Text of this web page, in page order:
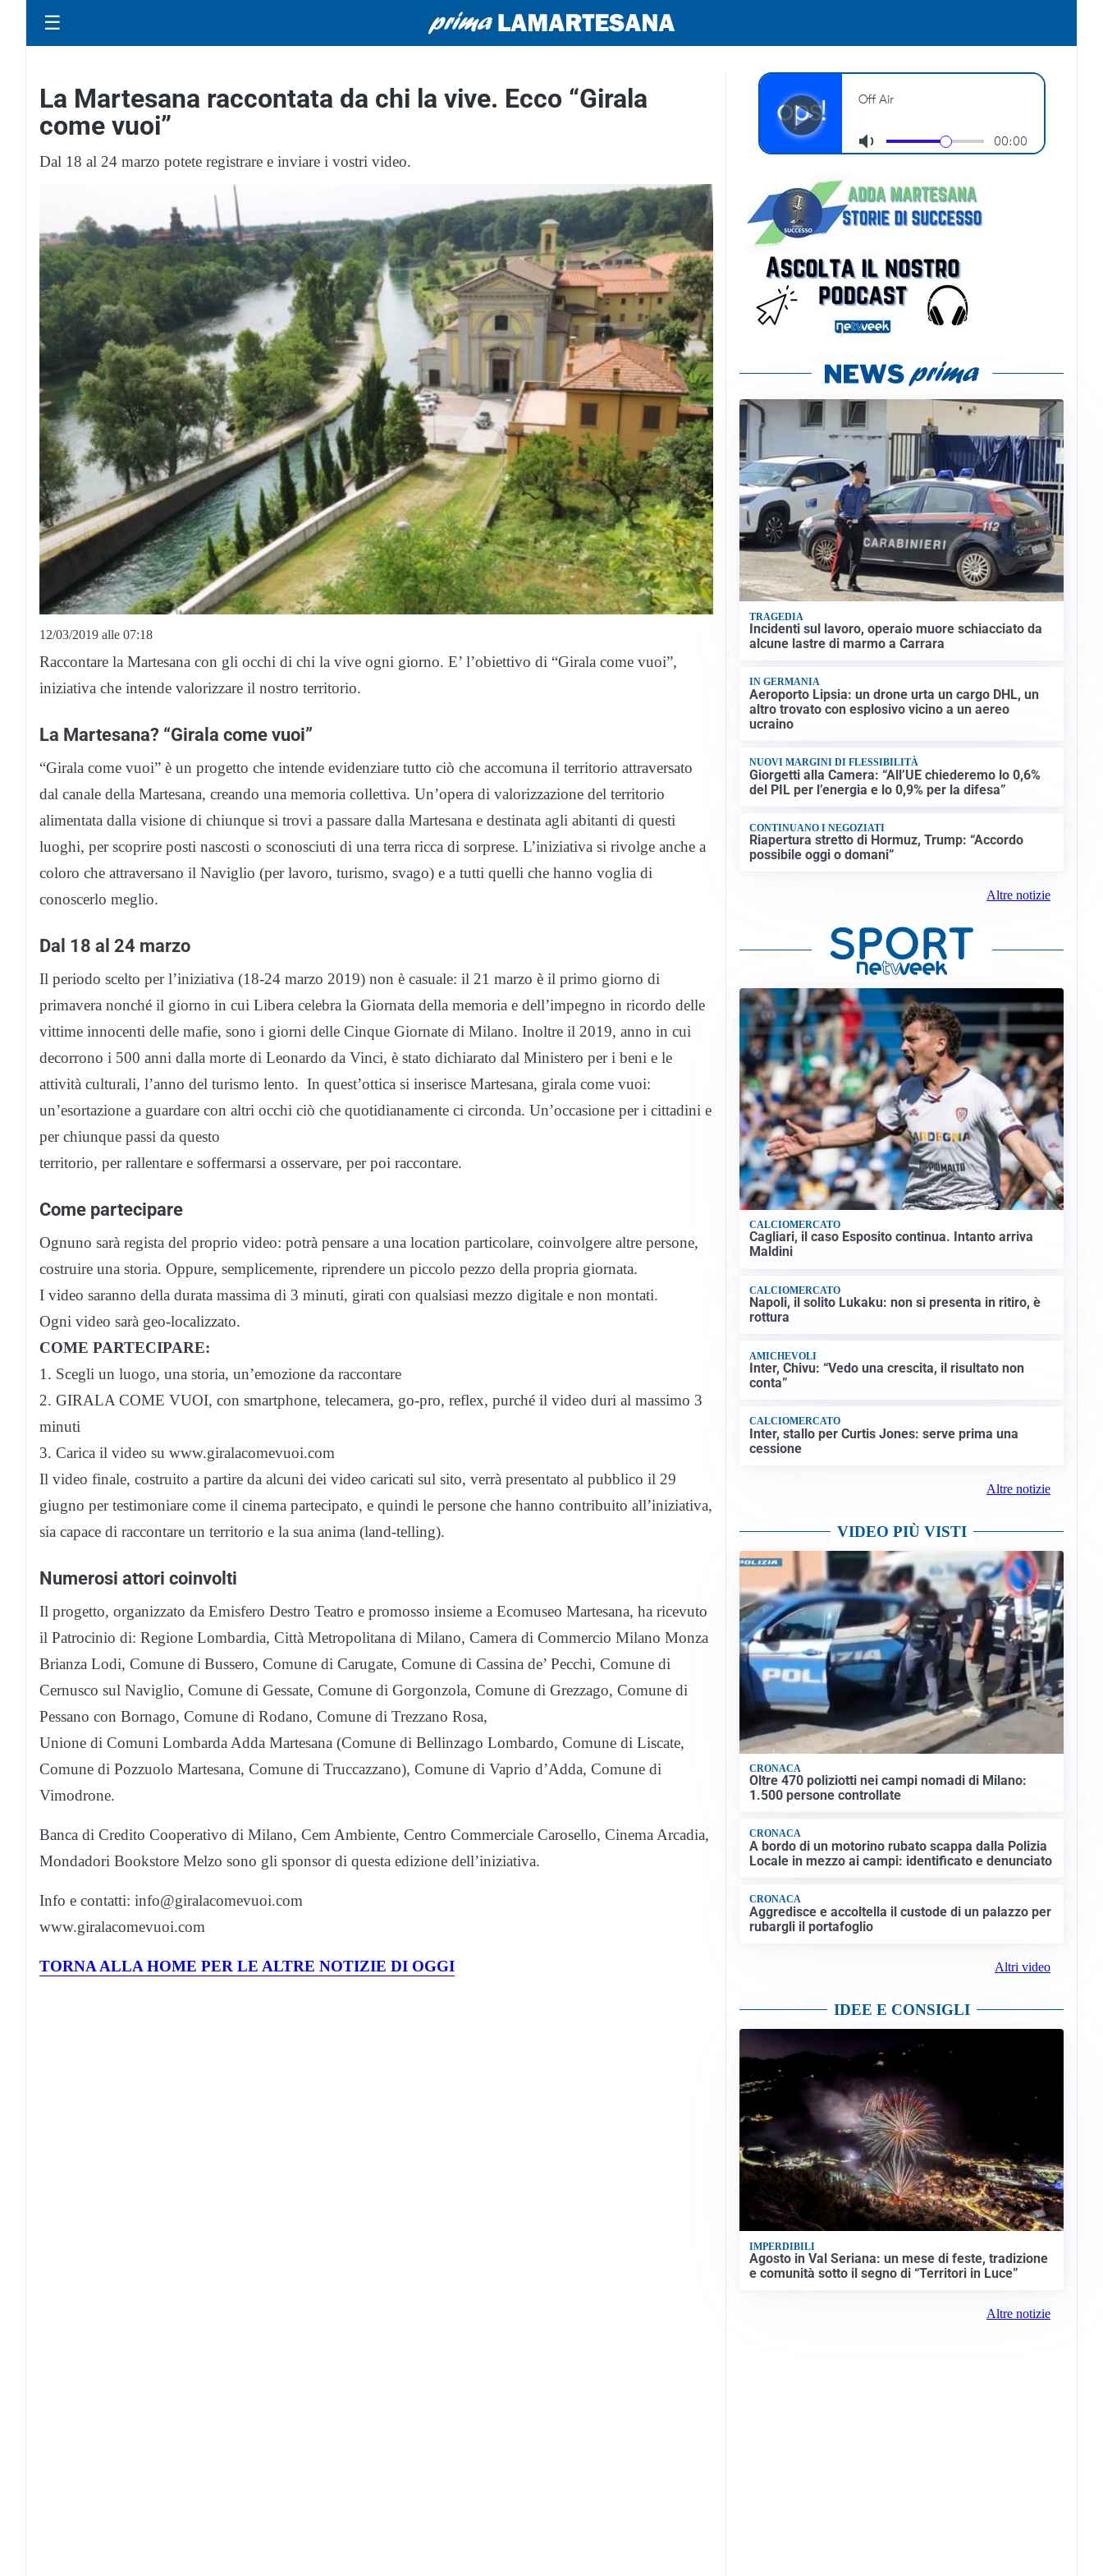
☰
La Martesana raccontata da chi la vive. Ecco “Girala
come vuoi”
Dal 18 al 24 marzo potete registrare e inviare i vostri video.
12/03/2019 alle 07:18
Raccontare la Martesana con gli occhi di chi la vive ogni giorno. E’ l’obiettivo di “Girala come vuoi”,
iniziativa che intende valorizzare il nostro territorio.
La Martesana? “Girala come vuoi”
“Girala come vuoi” è un progetto che intende evidenziare tutto ciò che accomuna il territorio attraversato
dal canale della Martesana, creando una memoria collettiva. Un’opera di valorizzazione del territorio
alimentata dalla visione di chiunque si trovi a passare dalla Martesana e destinata agli abitanti di questi
luoghi, per scoprire posti nascosti o sconosciuti di una terra ricca di sorprese. L’iniziativa si rivolge anche a
coloro che attraversano il Naviglio (per lavoro, turismo, svago) e a tutti quelli che hanno voglia di
conoscerlo meglio.
Dal 18 al 24 marzo
Il periodo scelto per l’iniziativa (18-24 marzo 2019) non è casuale: il 21 marzo è il primo giorno di
primavera nonché il giorno in cui Libera celebra la Giornata della memoria e dell’impegno in ricordo delle
vittime innocenti delle mafie, sono i giorni delle Cinque Giornate di Milano. Inoltre il 2019, anno in cui
decorrono i 500 anni dalla morte di Leonardo da Vinci, è stato dichiarato dal Ministero per i beni e le
attività culturali, l’anno del turismo lento. In quest’ottica si inserisce Martesana, girala come vuoi:
un’esortazione a guardare con altri occhi ciò che quotidianamente ci circonda. Un’occasione per i cittadini e
per chiunque passi da questo
territorio, per rallentare e soffermarsi a osservare, per poi raccontare.
Come partecipare
Ognuno sarà regista del proprio video: potrà pensare a una location particolare, coinvolgere altre persone,
costruire una storia. Oppure, semplicemente, riprendere un piccolo pezzo della propria giornata.
I video saranno della durata massima di 3 minuti, girati con qualsiasi mezzo digitale e non montati.
Ogni video sarà geo-localizzato.
COME PARTECIPARE:
1. Scegli un luogo, una storia, un’emozione da raccontare
2. GIRALA COME VUOI, con smartphone, telecamera, go-pro, reflex, purché il video duri al massimo 3
minuti
3. Carica il video su www.giralacomevuoi.com
Il video finale, costruito a partire da alcuni dei video caricati sul sito, verrà presentato al pubblico il 29
giugno per testimoniare come il cinema partecipato, e quindi le persone che hanno contribuito all’iniziativa,
sia capace di raccontare un territorio e la sua anima (land-telling).
Numerosi attori coinvolti
Il progetto, organizzato da Emisfero Destro Teatro e promosso insieme a Ecomuseo Martesana, ha ricevuto
il Patrocinio di: Regione Lombardia, Città Metropolitana di Milano, Camera di Commercio Milano Monza
Brianza Lodi, Comune di Bussero, Comune di Carugate, Comune di Cassina de’ Pecchi, Comune di
Cernusco sul Naviglio, Comune di Gessate, Comune di Gorgonzola, Comune di Grezzago, Comune di
Pessano con Bornago, Comune di Rodano, Comune di Trezzano Rosa,
Unione di Comuni Lombarda Adda Martesana (Comune di Bellinzago Lombardo, Comune di Liscate,
Comune di Pozzuolo Martesana, Comune di Truccazzano), Comune di Vaprio d’Adda, Comune di
Vimodrone.
Banca di Credito Cooperativo di Milano, Cem Ambiente, Centro Commerciale Carosello, Cinema Arcadia,
Mondadori Bookstore Melzo sono gli sponsor di questa edizione dell’iniziativa.
Info e contatti: info@giralacomevuoi.com
www.giralacomevuoi.com
TORNA ALLA HOME PER LE ALTRE NOTIZIE DI OGGI
TRAGEDIA
Incidenti sul lavoro, operaio muore schiacciato da
alcune lastre di marmo a Carrara
IN GERMANIA
Aeroporto Lipsia: un drone urta un cargo DHL, un
altro trovato con esplosivo vicino a un aereo
ucraino
NUOVI MARGINI DI FLESSIBILITÀ
Giorgetti alla Camera: “All’UE chiederemo lo 0,6%
del PIL per l’energia e lo 0,9% per la difesa”
CONTINUANO I NEGOZIATI
Riapertura stretto di Hormuz, Trump: “Accordo
possibile oggi o domani”
Altre notizie
CALCIOMERCATO
Cagliari, il caso Esposito continua. Intanto arriva
Maldini
CALCIOMERCATO
Napoli, il solito Lukaku: non si presenta in ritiro, è
rottura
AMICHEVOLI
Inter, Chivu: “Vedo una crescita, il risultato non
conta”
CALCIOMERCATO
Inter, stallo per Curtis Jones: serve prima una
cessione
Altre notizie
VIDEO PIÙ VISTI
CRONACA
Oltre 470 poliziotti nei campi nomadi di Milano:
1.500 persone controllate
CRONACA
A bordo di un motorino rubato scappa dalla Polizia
Locale in mezzo ai campi: identificato e denunciato
CRONACA
Aggredisce e accoltella il custode di un palazzo per
rubargli il portafoglio
Altri video
IDEE E CONSIGLI
IMPERDIBILI
Agosto in Val Seriana: un mese di feste, tradizione
e comunità sotto il segno di “Territori in Luce”
Altre notizie